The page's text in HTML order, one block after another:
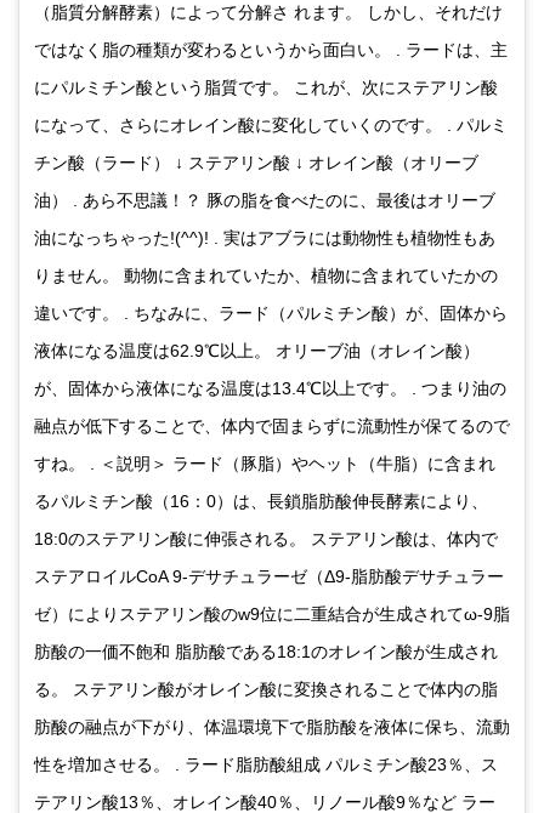
（脂質分解酵素）によって分解さ れます。 しかし、それだけ
ではなく脂の種類が変わるというから面白い。 . ラードは、主
にパルミチン酸という脂質です。 これが、次にステアリン酸
になって、さらにオレイン酸に変化していくのです。 . パルミ
チン酸（ラード） ↓ ステアリン酸 ↓ オレイン酸（オリーブ
油） . あら不思議！？ 豚の脂を食べたのに、最後はオリーブ
油になっちゃった!(^^)! . 実はアブラには動物性も植物性もあ
りません。 動物に含まれていたか、植物に含まれていたかの
違いです。 . ちなみに、ラード（パルミチン酸）が、固体から
液体になる温度は62.9℃以上。 オリーブ油（オレイン酸）
が、固体から液体になる温度は13.4℃以上です。 . つまり油の
融点が低下することで、体内で固まらずに流動性が保てるので
すね。 . ＜説明＞ ラード（豚脂）やヘット（牛脂）に含まれ
るパルミチン酸（16：0）は、長鎖脂肪酸伸長酵素により、
18:0のステアリン酸に伸張される。 ステアリン酸は、体内で
ステアロイルCoA 9-デサチュラーゼ（Δ9-脂肪酸デサチュラー
ゼ）によりステアリン酸のw9位に二重結合が生成されてω-9脂
肪酸の一価不飽和 脂肪酸である18:1のオレイン酸が生成され
る。 ステアリン酸がオレイン酸に変換されることで体内の脂
肪酸の融点が下がり、体温環境下で脂肪酸を液体に保ち、流動
性を増加させる。 . ラード脂肪酸組成 パルミチン酸23％、ス
テアリン酸13％、オレイン酸40％、リノール酸9％など ラー